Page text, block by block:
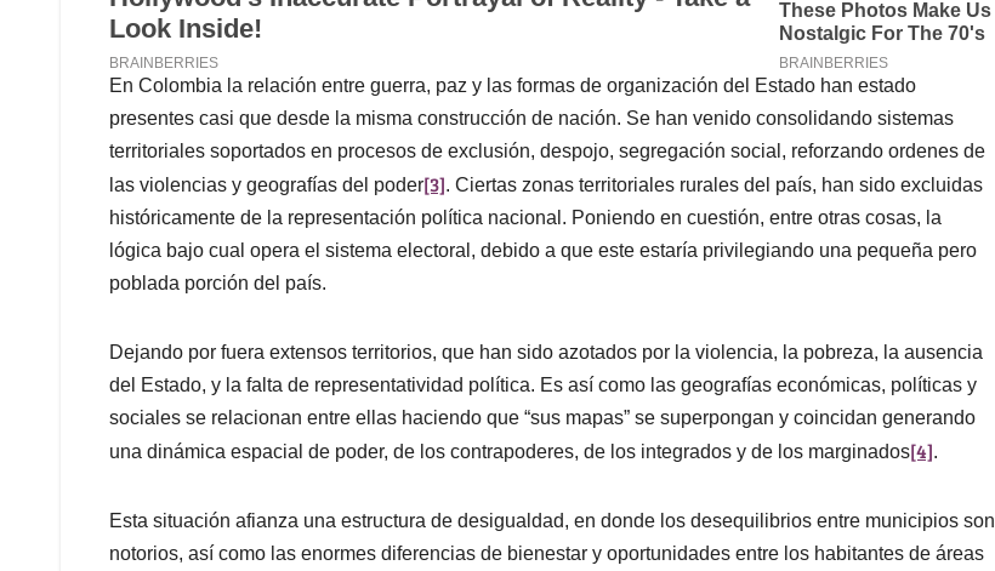
En Colombia la relación entre guerra, paz y las formas de organización del Estado han estado
presentes casi que desde la misma construcción de nación. Se han venido consolidando sistemas
territoriales soportados en procesos de exclusión, despojo, segregación social, reforzando ordenes de
las violencias y geografías del poder[3]. Ciertas zonas territoriales rurales del país, han sido excluidas
históricamente de la representación política nacional. Poniendo en cuestión, entre otras cosas, la
lógica bajo cual opera el sistema electoral, debido a que este estaría privilegiando una pequeña pero
poblada porción del país.
Dejando por fuera extensos territorios, que han sido azotados por la violencia, la pobreza, la ausencia
del Estado, y la falta de representatividad política. Es así como las geografías económicas, políticas y
sociales se relacionan entre ellas haciendo que “sus mapas” se superpongan y coincidan generando
una dinámica espacial de poder, de los contrapoderes, de los integrados y de los marginados[4].
Esta situación afianza una estructura de desigualdad, en donde los desequilibrios entre municipios son
notorios, así como las enormes diferencias de bienestar y oportunidades entre los habitantes de áreas